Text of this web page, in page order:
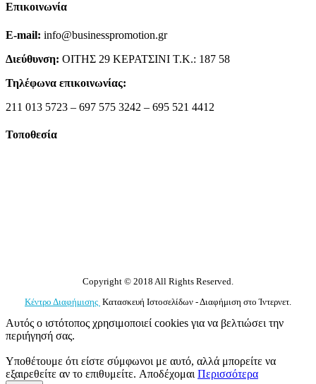
Επικοινωνία
E-mail: info@businesspromotion.gr
Διεύθυνση: ΟΙΤΗΣ 29 ΚΕΡΑΤΣΙΝΙ Τ.Κ.: 187 58
Τηλέφωνα επικοινωνίας:
211 013 5723 – 697 575 3242 – 695 521 4412
Τοποθεσία
Copyright © 2018 All Rights Reserved.
Κέντρο Διαφήμισης Κατασκευή Ιστοσελίδων - Διαφήμιση στο Ίντερνετ.
Αυτός ο ιστότοπος χρησιμοποιεί cookies για να βελτιώσει την
περιήγησή σας.
Υποθέτουμε ότι είστε σύμφωνοι με αυτό, αλλά μπορείτε να
εξαιρεθείτε αν το επιθυμείτε. Αποδέχομαι Περισσότερα